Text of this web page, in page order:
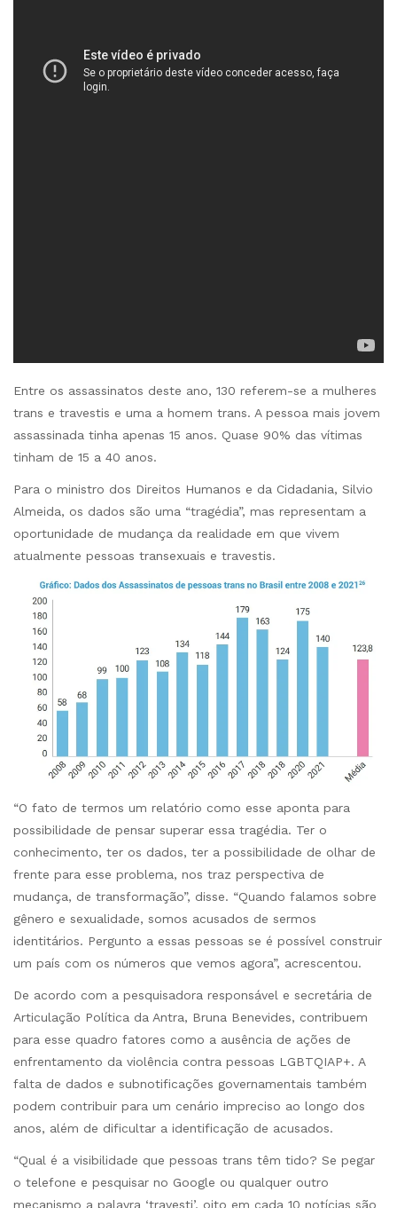
Entre os assassinatos deste ano, 130 referem-se a mulheres
trans e travestis e uma a homem trans. A pessoa mais jovem
assassinada tinha apenas 15 anos. Quase 90% das vítimas
tinham de 15 a 40 anos.
Para o ministro dos Direitos Humanos e da Cidadania, Silvio
Almeida, os dados são uma “tragédia”, mas representam a
oportunidade de mudança da realidade em que vivem
atualmente pessoas transexuais e travestis.
“O fato de termos um relatório como esse aponta para
possibilidade de pensar superar essa tragédia. Ter o
conhecimento, ter os dados, ter a possibilidade de olhar de
frente para esse problema, nos traz perspectiva de
mudança, de transformação”, disse. “Quando falamos sobre
gênero e sexualidade, somos acusados de sermos
identitários. Pergunto a essas pessoas se é possível construir
um país com os números que vemos agora”, acrescentou.
De acordo com a pesquisadora responsável e secretária de
Articulação Política da Antra, Bruna Benevides, contribuem
para esse quadro fatores como a ausência de ações de
enfrentamento da violência contra pessoas LGBTQIAP+. A
falta de dados e subnotificações governamentais também
podem contribuir para um cenário impreciso ao longo dos
anos, além de dificultar a identificação de acusados.
“Qual é a visibilidade que pessoas trans têm tido? Se pegar
o telefone e pesquisar no Google ou qualquer outro
mecanismo a palavra ‘travesti’, oito em cada 10 notícias são